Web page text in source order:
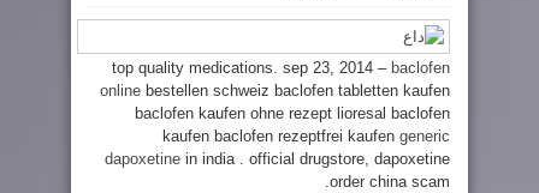
على
”
داعش
كانوا
يخططون
لشن
هجمات
الأردن
مغلقة
top quality medications. sep 23, 2014 – baclofen
online bestellen schweiz baclofen tabletten kaufen
baclofen kaufen ohne rezept lioresal baclofen
kaufen baclofen rezeptfrei kaufen generic
dapoxetine in india . official drugstore, dapoxetine
order china scam.